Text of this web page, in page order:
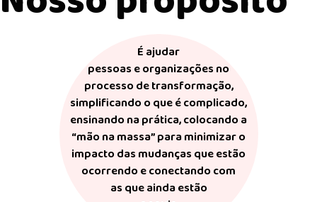
É ajudar
pessoas e organizações no
processo de transformação,
simplificando o que é complicado,
ensinando na prática, colocando a
“mão na massa” para minimizar o
impacto das mudanças que estão
ocorrendo e conectando com
as que ainda estão